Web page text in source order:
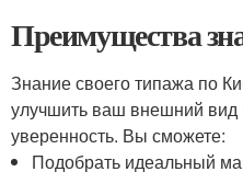
Преимущества
Знание своего типажа по
улучшить ваш внешний
уверенность. Вы сможете:
Подобрать идеальный